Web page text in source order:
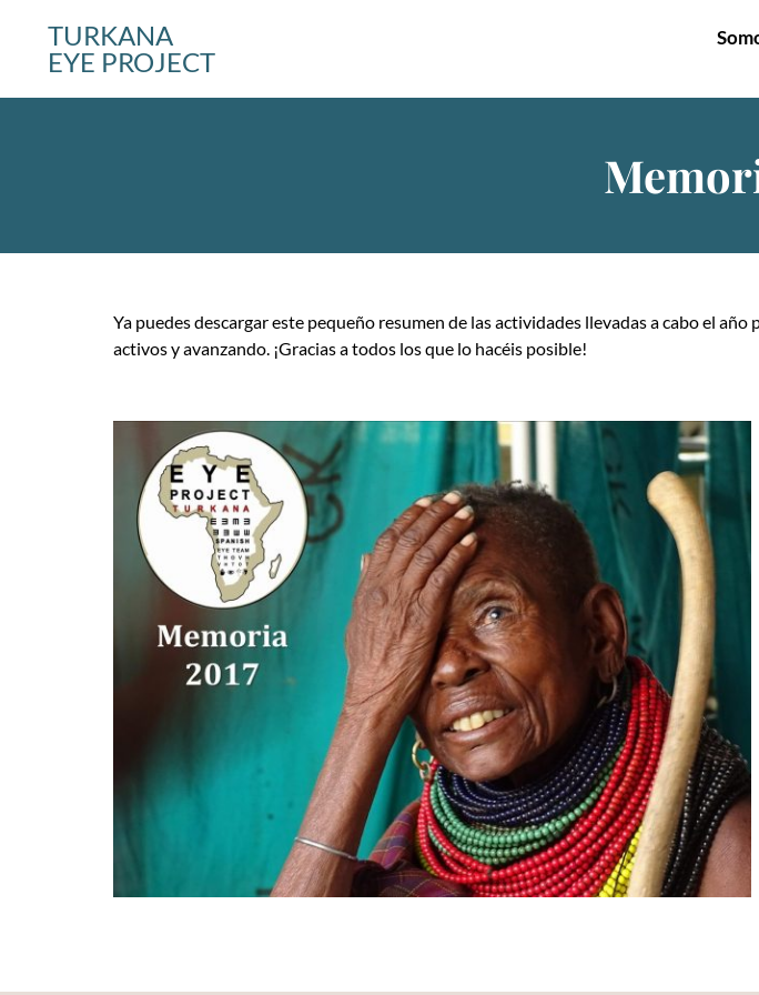
TURKANA
EYE PROJECT
Ya puedes descargar este pequeño resumen de las actividades llevadas a cabo el
activos y avanzando. ¡Gracias a todos los que lo hacéis posible!